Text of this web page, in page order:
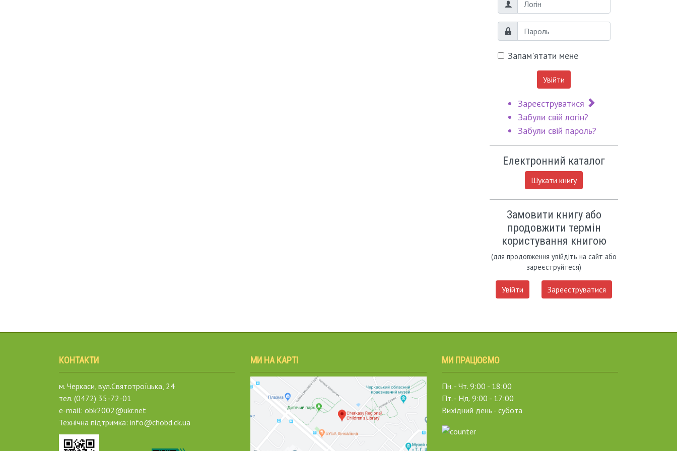
Логін
Пароль
Запам'ятати мене
Увійти
Зареєструватися
Забули свій логін?
Забули свій пароль?
Електронний каталог
Шукати книгу
Замовити книгу або
продовжити термін
користування книгою
(для продовження увійдіть на сайт або
зареєструйтеся)
Увійти Зареєструватися
КОНТАКТИ
м. Черкаси, вул.Святотроїцька, 24
тел. (0472) 35-72-01
e-mail: obk2002@ukr.net
Технічна підтримка: info@chobd.ck.ua
МИ НА КАРТІ МИ ПРАЦЮЄМО
Пн. - Чт. 9:00 - 18:00
Пт. - Нд. 9:00 - 17:00
Вихідний день - субота